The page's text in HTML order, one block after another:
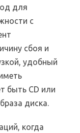
для
с
сбоя и
удобный
быть CD или
диска.
когда